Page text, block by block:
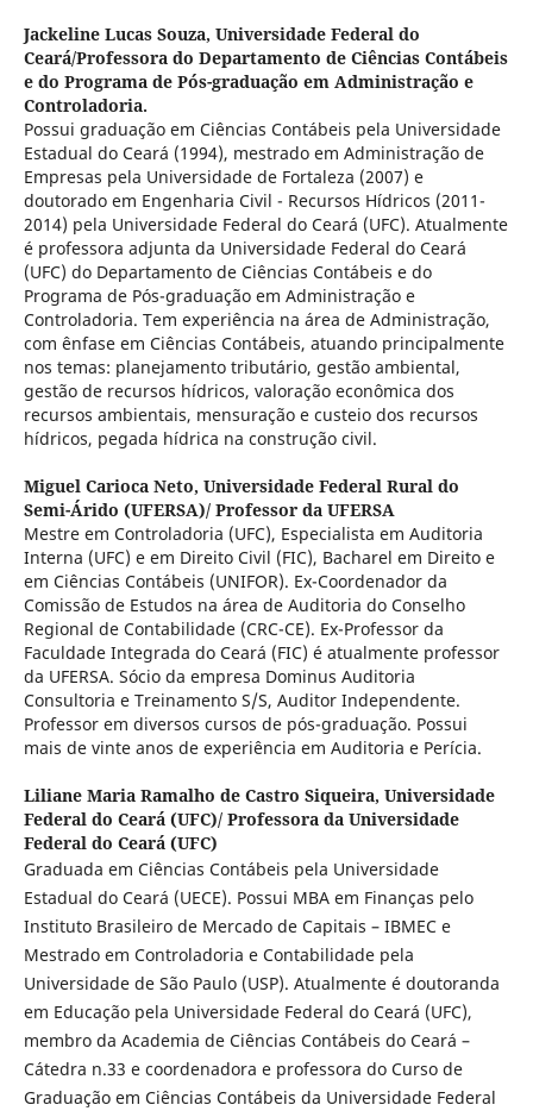
Jackeline Lucas Souza, Universidade Federal do
Ceará/Professora do Departamento de Ciências Contábeis
e do Programa de Pós-graduação em Administração e
Controladoria.
Possui graduação em Ciências Contábeis pela Universidade
Estadual do Ceará (1994), mestrado em Administração de
Empresas pela Universidade de Fortaleza (2007) e
doutorado em Engenharia Civil - Recursos Hídricos (2011-
2014) pela Universidade Federal do Ceará (UFC). Atualmente
é professora adjunta da Universidade Federal do Ceará
(UFC) do Departamento de Ciências Contábeis e do
Programa de Pós-graduação em Administração e
Controladoria. Tem experiência na área de Administração,
com ênfase em Ciências Contábeis, atuando principalmente
nos temas: planejamento tributário, gestão ambiental,
gestão de recursos hídricos, valoração econômica dos
recursos ambientais, mensuração e custeio dos recursos
hídricos, pegada hídrica na construção civil.
Miguel Carioca Neto, Universidade Federal Rural do
Semi-Árido (UFERSA)/ Professor da UFERSA
Mestre em Controladoria (UFC), Especialista em Auditoria
Interna (UFC) e em Direito Civil (FIC), Bacharel em Direito e
em Ciências Contábeis (UNIFOR). Ex-Coordenador da
Comissão de Estudos na área de Auditoria do Conselho
Regional de Contabilidade (CRC-CE). Ex-Professor da
Faculdade Integrada do Ceará (FIC) é atualmente professor
da UFERSA. Sócio da empresa Dominus Auditoria
Consultoria e Treinamento S/S, Auditor Independente.
Professor em diversos cursos de pós-graduação. Possui
mais de vinte anos de experiência em Auditoria e Perícia.
Liliane Maria Ramalho de Castro Siqueira, Universidade
Federal do Ceará (UFC)/ Professora da Universidade
Federal do Ceará (UFC)
Graduada em Ciências Contábeis pela Universidade
Estadual do Ceará (UECE). Possui MBA em Finanças pelo
Instituto Brasileiro de Mercado de Capitais – IBMEC e
Mestrado em Controladoria e Contabilidade pela
Universidade de São Paulo (USP). Atualmente é doutoranda
em Educação pela Universidade Federal do Ceará (UFC),
membro da Academia de Ciências Contábeis do Ceará –
Cátedra n.33 e coordenadora e professora do Curso de
Graduação em Ciências Contábeis da Universidade Federal